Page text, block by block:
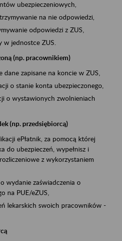
ubezpieczeniowych,
na nie odpowiedzi,
odpowiedzi z ZUS,
w jednostce ZUS.
(np. pracownikiem)
dane zapisane na koncie w ZUS,
o stanie konta ubezpieczonego,
o wystawionych zwolnieniach
(np. przedsiębiorcą)
ePłatnik, za pomocą której
do ubezpieczeń, wypełnisz i
z wykorzystaniem
wydanie zaświadczenia o
na PUE/eZUS,
lekarskich swoich pracowników -